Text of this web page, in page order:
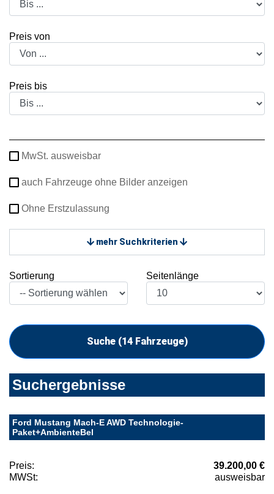
Preis von
Preis bis
MwSt. ausweisbar
auch Fahrzeuge ohne Bilder anzeigen
Ohne Erstzulassung
mehr Suchkriterien
Sortierung Seitenlänge
Suche (14Fahrzeuge)
Suchergebnisse
Ford Mustang Mach-E AWD Technologie-
Paket+AmbienteBel
Preis:
39.200,00 €
MWSt:
ausweisbar